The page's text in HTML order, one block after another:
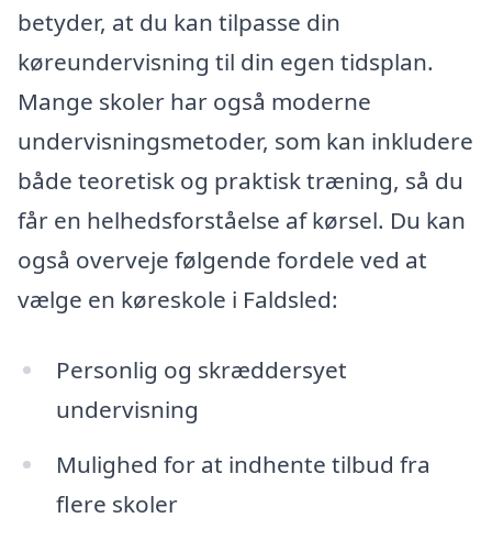
betyder, at du kan tilpasse din
køreundervisning til din egen tidsplan.
Mange skoler har også moderne
undervisningsmetoder, som kan inkludere
både teoretisk og praktisk træning, så du
får en helhedsforståelse af kørsel. Du kan
også overveje følgende fordele ved at
vælge en køreskole i Faldsled:
Personlig og skræddersyet
undervisning
Mulighed for at indhente tilbud fra
flere skoler